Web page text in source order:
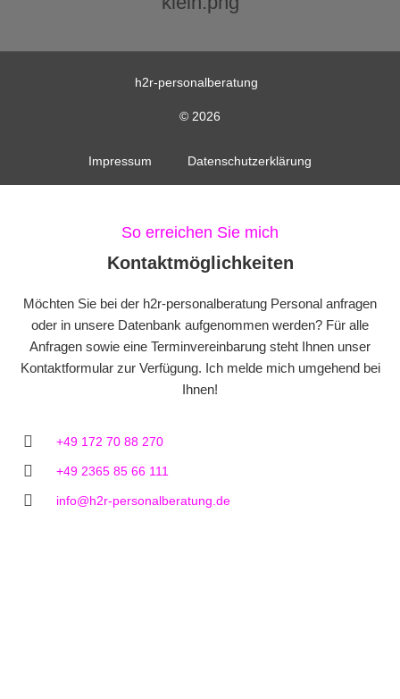
h2r-personalberatung
© 2026
Impressum Datenschutzerklärung
So erreichen Sie mich
Kontaktmöglichkeiten
Möchten Sie bei der h2r-personalberatung Personal anfragen
oder in unsere Datenbank aufgenommen werden? Für alle
Anfragen sowie eine Terminvereinbarung steht Ihnen unser
Kontaktformular zur Verfügung. Ich melde mich umgehend bei
Ihnen!
+49 172 70 88 270
+49 2365 85 66 111
info@h2r-personalberatung.de